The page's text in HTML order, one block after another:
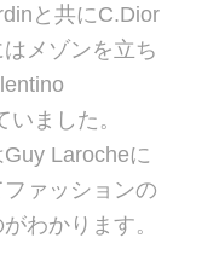
と共にC.Dior
メゾンを立ち
ました。
Larocheに
ァッションの
わかります。